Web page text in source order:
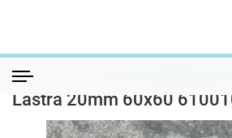
Керамогранит Керамогранит
Керамогранит
Lastra 20mm 60x60